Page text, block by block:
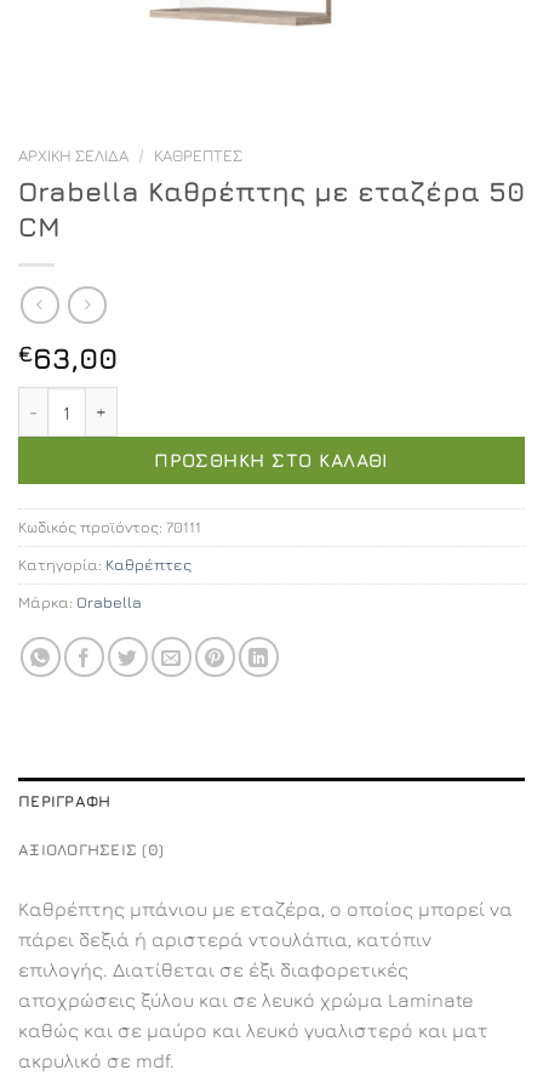
ΑΡΧΙΚΉ ΣΕΛΊΔΑ / ΚΑΘΡΈΠΤΕΣ
Orabella Καθρέπτης με εταζέρα 50
CM
€63,00
ΠΡΟΣΘΉΚΗ ΣΤΟ ΚΑΛΆΘΙ
Κωδικός προϊόντος: 70111
Κατηγορία: Καθρέπτες
Μάρκα: Orabella
ΠΕΡΙΓΡΑΦΉ
ΑΞΙΟΛΟΓΉΣΕΙΣ (0)
Καθρέπτης μπάνιου με εταζέρα, ο οποίος μπορεί να
πάρει δεξιά ή αριστερά ντουλάπια, κατόπιν
επιλογής. Διατίθεται σε έξι διαφορετικές
αποχρώσεις ξύλου και σε λευκό χρώμα Laminate
καθώς και σε μαύρο και λευκό γυαλιστερό και ματ
ακρυλικό σε mdf.